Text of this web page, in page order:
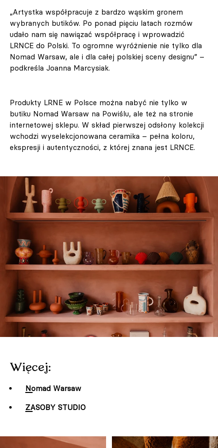
„Artystka współpracuje z bardzo wąskim gronem
wybranych butików. Po ponad pięciu latach rozmów
udało nam się nawiązać współpracę i wprowadzić
LRNCE do Polski. To ogromne wyróżnienie nie tylko dla
Nomad Warsaw, ale i dla całej polskiej sceny designu” –
podkreśla Joanna Marcysiak.
Produkty LRNE w Polsce można nabyć nie tylko w
butiku Nomad Warsaw na Powiślu, ale też na stronie
internetowej sklepu. W skład pierwszej odsłony kolekcji
wchodzi wyselekcjonowana ceramika – pełna koloru,
ekspresji i autentyczności, z której znana jest LRNCE.
Więcej:
Nomad Warsaw
ZASOBY STUDIO